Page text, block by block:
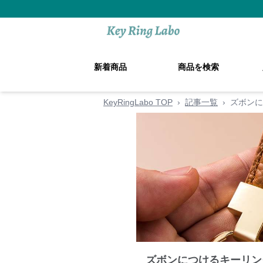
新着商品 商品を検索
KeyRingLabo TOP › 記事一覧 › ズボン
ズボンにつけるキーリ